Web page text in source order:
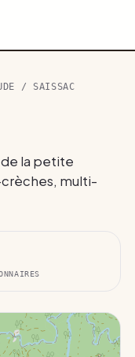
/ SAISSAC
la petite
crèches, multi-